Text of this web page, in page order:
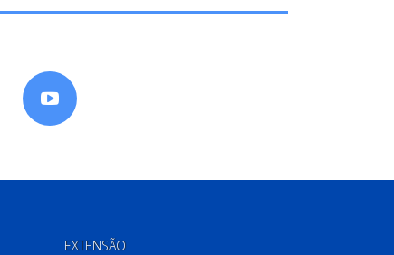
EXTENSÃO